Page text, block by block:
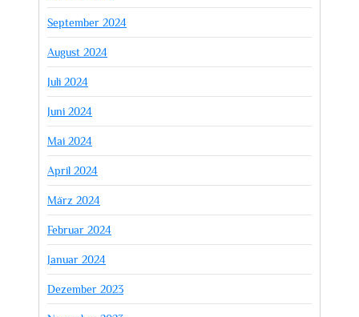
September 2024
August 2024
Juli 2024
Juni 2024
Mai 2024
April 2024
März 2024
Februar 2024
Januar 2024
Dezember 2023